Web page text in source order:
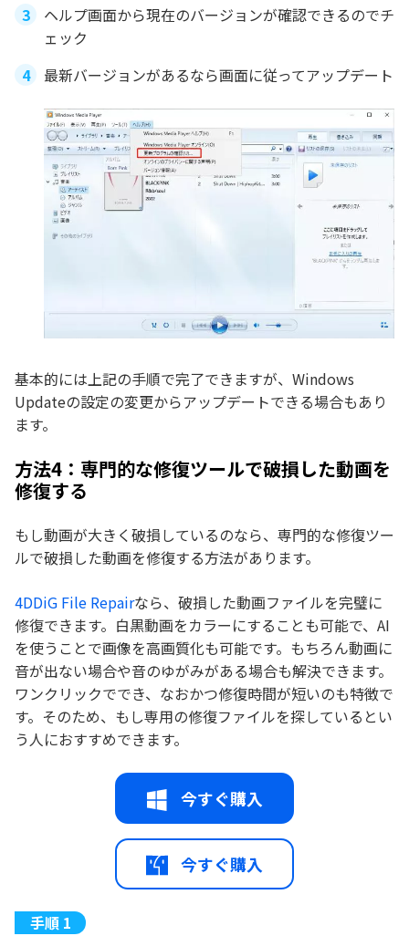
ヘルプ画面から現在のバージョンが確認できるのでチ
ェック
最新バージョンがあるなら画面に従ってアップデート
基本的には上記の手順で完了できますが、Windows
Updateの設定の変更からアップデートできる場合もあり
ます。
方法4：専門的な修復ツールで破損した動画を
修復する
もし動画が大きく破損しているのなら、専門的な修復ツー
ルで破損した動画を修復する方法があります。
4DDiG File Repairなら、破損した動画ファイルを完璧に
修復できます。白黒動画をカラーにすることも可能で、AI
を使うことで画像を高画質化も可能です。もちろん動画に
音が出ない場合や音のゆがみがある場合も解決できます。
ワンクリックででき、なおかつ修復時間が短いのも特徴で
す。そのため、もし専用の修復ファイルを探しているとい
う人におすすめできます。
今すぐ購入
今すぐ購入